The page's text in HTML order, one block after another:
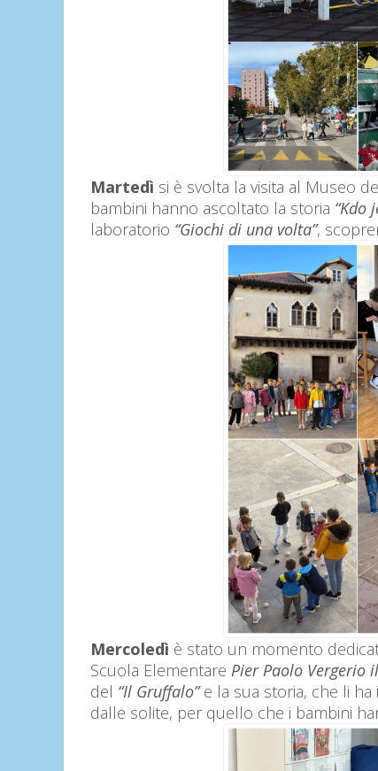
Martedì si è svolta la visita al Museo
bambini hanno ascoltato la storia “Kdo
laboratorio “Giochi di una volta”,
Mercoledì è stato un momento
Scuola Elementare Pier Paolo Vergerio
del “Il Gruffalo”e la sua storia, che li ha
dalle solite, per quello che i bambini